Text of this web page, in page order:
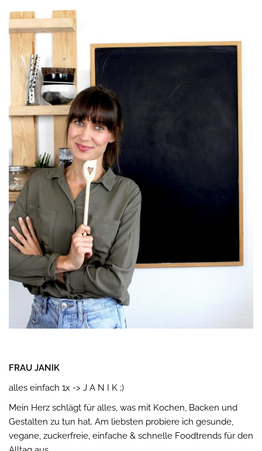
FRAU JANIK
alles einfach 1x -> J A N I K ;)
Mein Herz schlägt für alles, was mit Kochen, Backen und
Gestalten zu tun hat. Am liebsten probiere ich gesunde,
vegane, zuckerfreie, einfache & schnelle Foodtrends für den